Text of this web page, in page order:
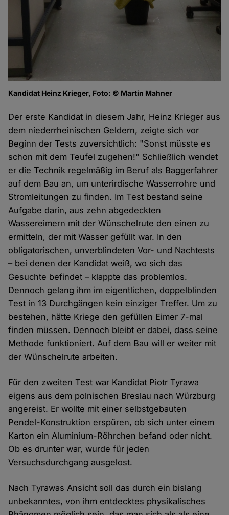
Kandidat Heinz Krieger, Foto: © Martin Mahner
Der erste Kandidat in diesem Jahr, Heinz Krieger aus
dem niederrheinischen Geldern, zeigte sich vor
Beginn der Tests zuversichtlich: "Sonst müsste es
schon mit dem Teufel zugehen!" Schließlich wendet
er die Technik regelmäßig im Beruf als Baggerfahrer
auf dem Bau an, um unterirdische Wasserrohre und
Stromleitungen zu finden. Im Test bestand seine
Aufgabe darin, aus zehn abgedeckten
Wassereimern mit der Wünschelrute den einen zu
ermitteln, der mit Wasser gefüllt war. In den
obligatorischen, unverblindeten Vor- und Nachtests
– bei denen der Kandidat weiß, wo sich das
Gesuchte befindet – klappte das problemlos.
Dennoch gelang ihm im eigentlichen, doppelblinden
Test in 13 Durchgängen kein einziger Treffer. Um zu
bestehen, hätte Kriege den gefüllen Eimer 7-mal
finden müssen. Dennoch bleibt er dabei, dass seine
Methode funktioniert. Auf dem Bau will er weiter mit
der Wünschelrute arbeiten.
Für den zweiten Test war Kandidat Piotr Tyrawa
eigens aus dem polnischen Breslau nach Würzburg
angereist. Er wollte mit einer selbstgebauten
Pendel-Konstruktion erspüren, ob sich unter einem
Karton ein Aluminium-Röhrchen befand oder nicht.
Ob es drunter war, wurde für jeden
Versuchsdurchgang ausgelost.
Nach Tyrawas Ansicht soll das durch ein bislang
unbekanntes, von ihm entdecktes physikalisches